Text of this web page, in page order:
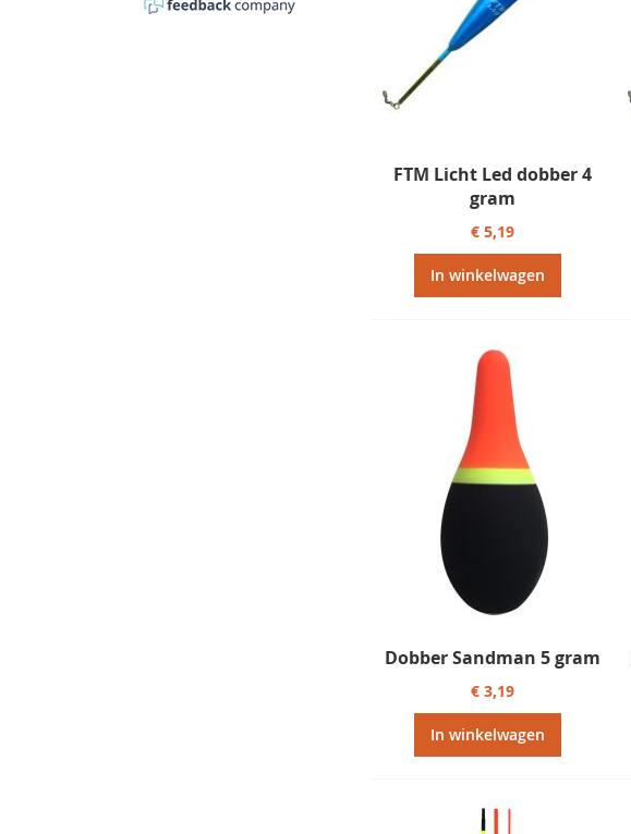
FTM Licht Led dobber 4
gram
€ 5,19
In winkelwagen
Dobber Sandman 5 gram
€ 3,19
In winkelwagen